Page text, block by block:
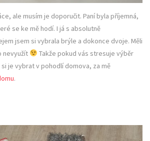
ale musím je doporučit. Paní byla příjemná,
se ke mě hodí. I já s absolutně
jsem si vybrala brýle a dokonce dvoje. Měli
nevyužít
Takže pokud vás stresuje výběr
je vybrat v pohodlí domova, za mě
.